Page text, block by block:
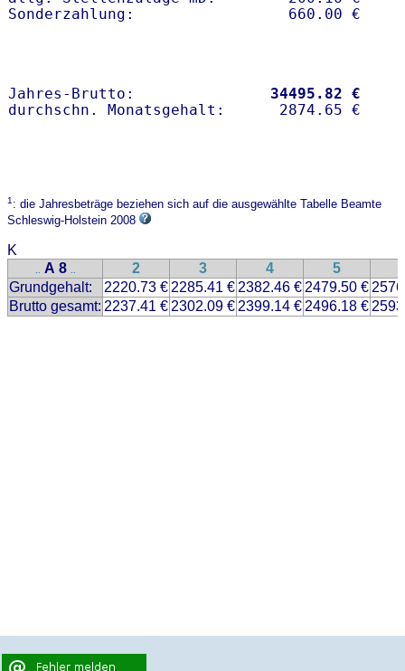
Jahres-Brutto: 34495.82 €
1: die Jahresbeträge beziehen sich auf die ausgewählte Tabelle Beamte
Schleswig-Holstein 2008
K
.. A 8 .. 2 3 4 5
Grundgehalt:
2220.73 € 2285.41 € 2382.46 € 2479.50 €
Brutto gesamt: 2237.41 € 2302.09 € 2399.14 € 2496.18 €